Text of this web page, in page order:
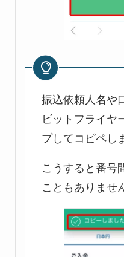
振込依頼人名や
ビットフライヤ
プしてコピペし
こうすると番号
こともありませ